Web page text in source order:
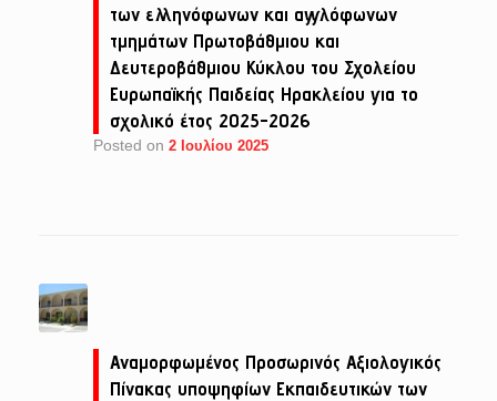
των ελληνόφωνων και αγγλόφωνων
τμημάτων Πρωτοβάθμιου και
Δευτεροβάθμιου Κύκλου του Σχολείου
Ευρωπαϊκής Παιδείας Ηρακλείου για το
σχολικό έτος 2025-2026
Posted on 2 Ιουλίου 2025
Αναμορφωμένος Προσωρινός Αξιολογικός
Πίνακας υποψηφίων Εκπαιδευτικών των